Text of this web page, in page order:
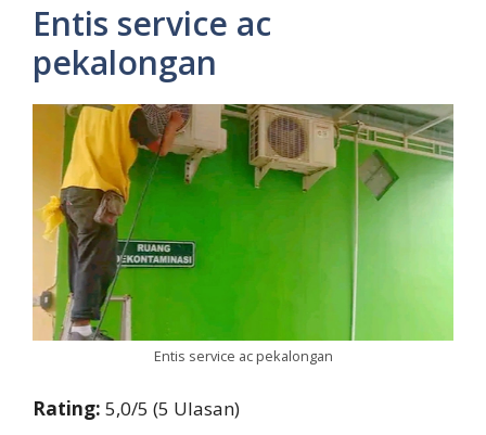
Entis service ac
pekalongan
Entis service ac pekalongan
Rating: 5,0/5 (5 Ulasan)